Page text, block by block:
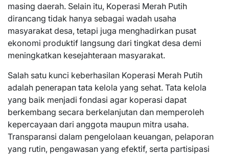
masing daerah. Selain itu, Koperasi Merah Putih
dirancang tidak hanya sebagai wadah usaha
masyarakat desa, tetapi juga menghadirkan pusat
ekonomi produktif langsung dari tingkat desa demi
meningkatkan kesejahteraan masyarakat.
Salah satu kunci keberhasilan Koperasi Merah Putih
adalah penerapan tata kelola yang sehat. Tata kelola
yang baik menjadi fondasi agar koperasi dapat
berkembang secara berkelanjutan dan memperoleh
kepercayaan dari anggota maupun mitra usaha.
Transparansi dalam pengelolaan keuangan, pelaporan
yang rutin, pengawasan yang efektif, serta partisipasi